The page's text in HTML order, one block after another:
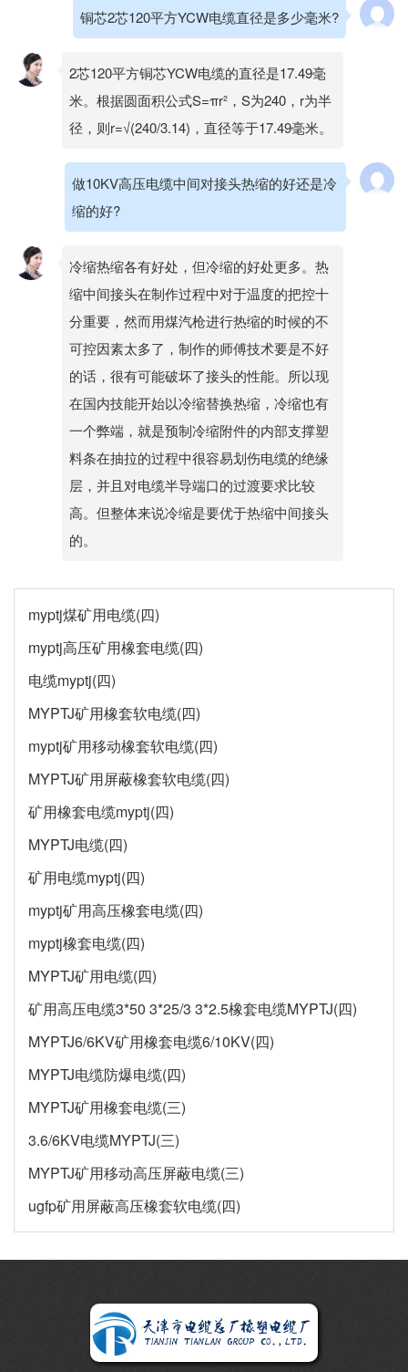
铜芯2芯120平方YCW电缆直径是多少毫米?
2芯120平方铜芯YCW电缆的直径是17.49毫
米。根据圆面积公式S=πr²，S为240，r为半
径，则r=√(240/3.14)，直径等于17.49毫米。
做10KV高压电缆中间对接头热缩的好还是冷
缩的好?
冷缩热缩各有好处，但冷缩的好处更多。热
缩中间接头在制作过程中对于温度的把控十
分重要，然而用煤汽枪进行热缩的时候的不
可控因素太多了，制作的师傅技术要是不好
的话，很有可能破坏了接头的性能。所以现
在国内技能开始以冷缩替换热缩，冷缩也有
一个弊端，就是预制冷缩附件的内部支撑塑
料条在抽拉的过程中很容易划伤电缆的绝缘
层，并且对电缆半导端口的过渡要求比较
高。但整体来说冷缩是要优于热缩中间接头
的。
myptj煤矿用电缆(四)
myptj高压矿用橡套电缆(四)
电缆myptj(四)
MYPTJ矿用橡套软电缆(四)
myptj矿用移动橡套软电缆(四)
MYPTJ矿用屏蔽橡套软电缆(四)
矿用橡套电缆myptj(四)
MYPTJ电缆(四)
矿用电缆myptj(四)
myptj矿用高压橡套电缆(四)
myptj橡套电缆(四)
MYPTJ矿用电缆(四)
矿用高压电缆3*50 3*25/3 3*2.5橡套电缆MYPTJ(四)
MYPTJ6/6KV矿用橡套电缆6/10KV(四)
MYPTJ电缆防爆电缆(四)
MYPTJ矿用橡套电缆(三)
3.6/6KV电缆MYPTJ(三)
MYPTJ矿用移动高压屏蔽电缆(三)
ugfp矿用屏蔽高压橡套软电缆(四)